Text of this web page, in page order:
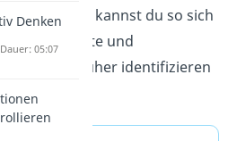
Außerdem kannst du so sich
Konflikte und
früher identifizieren
Denken
05:07